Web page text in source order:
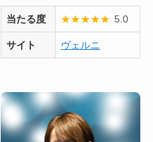
当たる度 ★★★★★ 5.0
サイト ヴェルニ